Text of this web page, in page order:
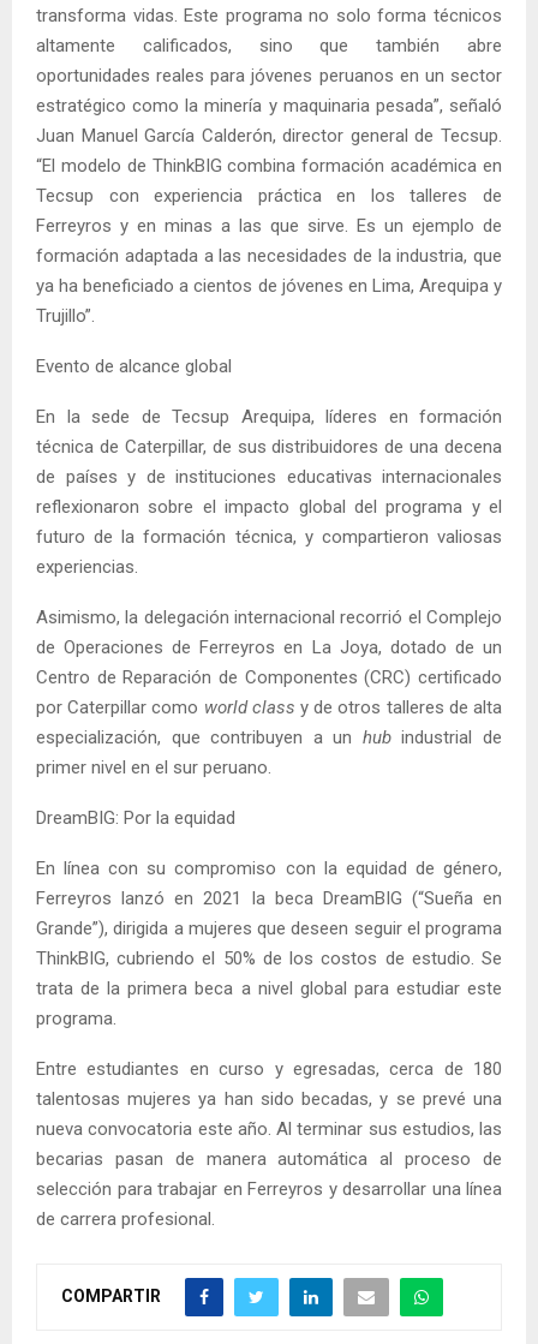
transforma vidas. Este programa no solo forma técnicos
altamente calificados, sino que también abre
oportunidades reales para jóvenes peruanos en un sector
estratégico como la minería y maquinaria pesada”, señaló
Juan Manuel García Calderón, director general de Tecsup.
“El modelo de ThinkBIG combina formación académica en
Tecsup con experiencia práctica en los talleres de
Ferreyros y en minas a las que sirve. Es un ejemplo de
formación adaptada a las necesidades de la industria, que
ya ha beneficiado a cientos de jóvenes en Lima, Arequipa y
Trujillo”.
Evento de alcance global
En la sede de Tecsup Arequipa, líderes en formación
técnica de Caterpillar, de sus distribuidores de una decena
de países y de instituciones educativas internacionales
reflexionaron sobre el impacto global del programa y el
futuro de la formación técnica, y compartieron valiosas
experiencias.
Asimismo, la delegación internacional recorrió el Complejo
de Operaciones de Ferreyros en La Joya, dotado de un
Centro de Reparación de Componentes (CRC) certificado
por Caterpillar como world class y de otros talleres de alta
especialización, que contribuyen a un hubindustrial de
primer nivel en el sur peruano.
DreamBIG: Por la equidad
En línea con su compromiso con la equidad de género,
Ferreyros lanzó en 2021 la beca DreamBIG (“Sueña en
Grande”), dirigida a mujeres que deseen seguir el programa
ThinkBIG, cubriendo el 50% de los costos de estudio. Se
trata de la primera beca a nivel global para estudiar este
programa.
Entre estudiantes en curso y egresadas, cerca de 180
talentosas mujeres ya han sido becadas, y se prevé una
nueva convocatoria este año. Al terminar sus estudios, las
becarias pasan de manera automática al proceso de
selección para trabajar en Ferreyros y desarrollar una línea
de carrera profesional.
COMPARTIR